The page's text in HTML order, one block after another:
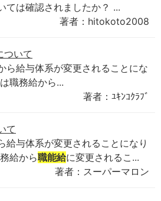
ては確認されましたか？ ...
著者：hitokoto2008
ついて
ら給与体系が変更されることにな
職務給から...
著者：ﾕｷﾝｺｸﾗﾌﾞ
て
給与体系が変更されることになり
給から職能給に変更されるこ...
著者：スーパーマロン